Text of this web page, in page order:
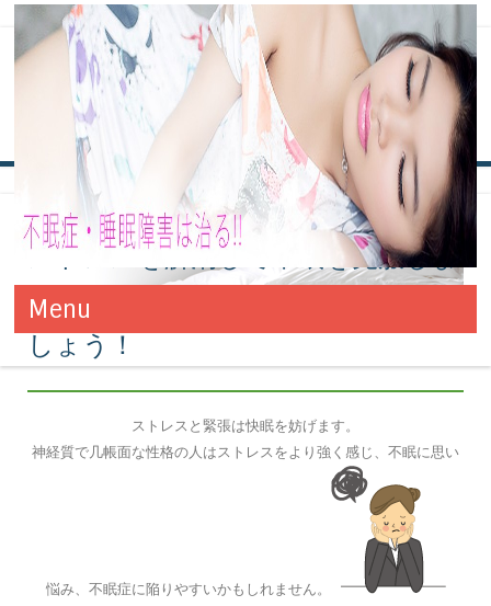
不眠症・睡眠障害は治る!! 改善
と対策方法
す！！
Menu
コンテンツへ移動
カテゴリー別アーカイブ:
不眠症へ
の対策
ストレスを解消して不眠を克服しま
しょう！
ストレスと緊張は快眠を妨げます。
神経質で几帳面な性格の人はストレスをより強く感じ、不眠に思い
悩み、不眠症に陥りやすいかもしれません。